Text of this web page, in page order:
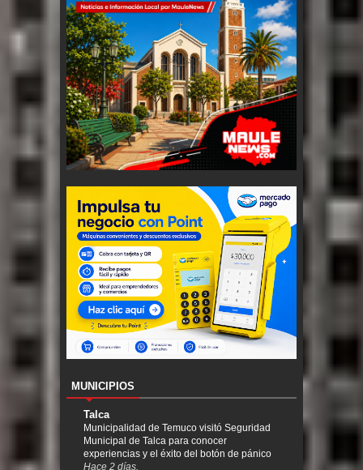
MUNICIPIOS
Talca
Municipalidad de Temuco visitó Seguridad
Municipal de Talca para conocer
experiencias y el éxito del botón de pánico
Hace 2 días.